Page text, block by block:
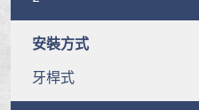
安裝方式
牙桿式